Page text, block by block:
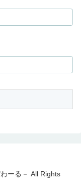
ーる－ All Rights